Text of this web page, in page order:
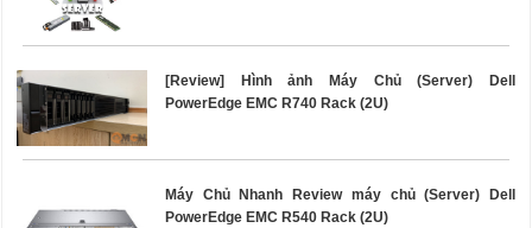
[Review] Hình ảnh Máy Chủ (Server) Dell
PowerEdge EMC R740 Rack (2U)
Máy Chủ Nhanh Review máy chủ (Server) Dell
PowerEdge EMC R540 Rack (2U)